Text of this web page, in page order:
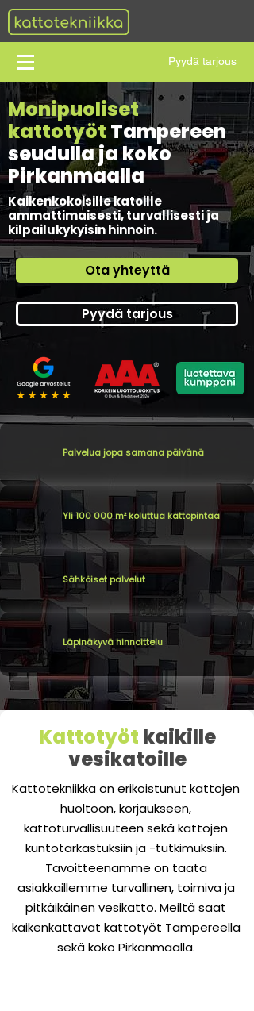
Pyydä tarjous
Monipuoliset
kattotyöt Tampereen
seudulla ja koko
Pirkanmaalla
Kaikenkokoisille katoille
ammattimaisesti, turvallisesti ja
kilpailukykyisin hinnoin.
Ota yhteyttä
Pyydä tarjous
Palvelua jopa samana päivänä
Yli 100 000 m² koluttua kattopintaa
Sähköiset palvelut
Läpinäkyvä hinnoittelu
Kattotyöt kaikille
vesikatoille
Kattotekniikka on erikoistunut kattojen
huoltoon, korjaukseen,
kattoturvallisuuteen sekä kattojen
kuntotarkastuksiin ja -tutkimuksiin.
Tavoitteenamme on taata
asiakkaillemme turvallinen, toimiva ja
pitkäikäinen vesikatto. Meiltä saat
kaikenkattavat kattotyöt Tampereella
sekä koko Pirkanmaalla.